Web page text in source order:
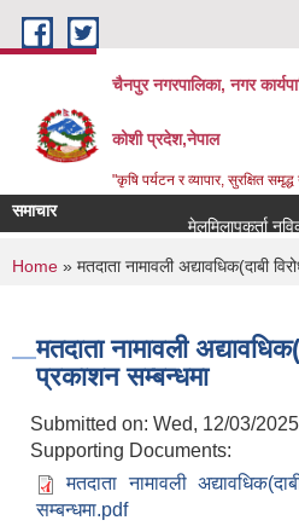
Skip to main content
चैनपुर नगरपालिका, नगर
कोशी प्रदेश,नेपाल
"कृषि पर्यटन र व्यापार, सुरक्षित
समाचार
मेलमिलापकर्ता
You are here
Home » मतदाता नामावली अद्यावधिक(दाबी
मतदाता नामावली
प्रकाशन सम्बन्धमा
Submitted on: Wed, 12/03/
Supporting Documents:
मतदाता नामावली
सम्बन्धमा.pdf